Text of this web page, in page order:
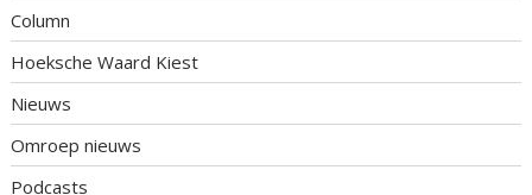
Column
Hoeksche Waard Kiest
Nieuws
Omroep nieuws
Podcasts